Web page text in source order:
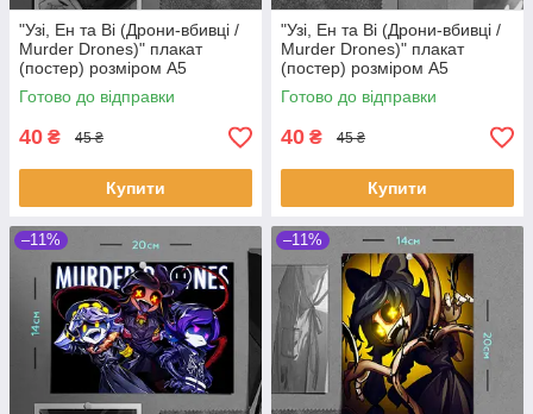
"Узі, Ен та Ві (Дрони-вбивці /
Murder Drones)" плакат
(постер) розміром А5
(20х14см)
Готово до відправки
40 ₴ 45 ₴
Купити
"Узі, Ен та Ві (Дрони-вбивці /
Murder Drones)" плакат
(постер) розміром А5
(14х20см)
Готово до відправки
40 ₴ 45 ₴
Купити
–11% –11%